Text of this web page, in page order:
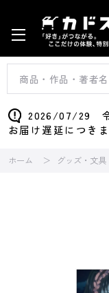
2026/07/29 令
お届け遅延につき
ホーム グッズ・文具